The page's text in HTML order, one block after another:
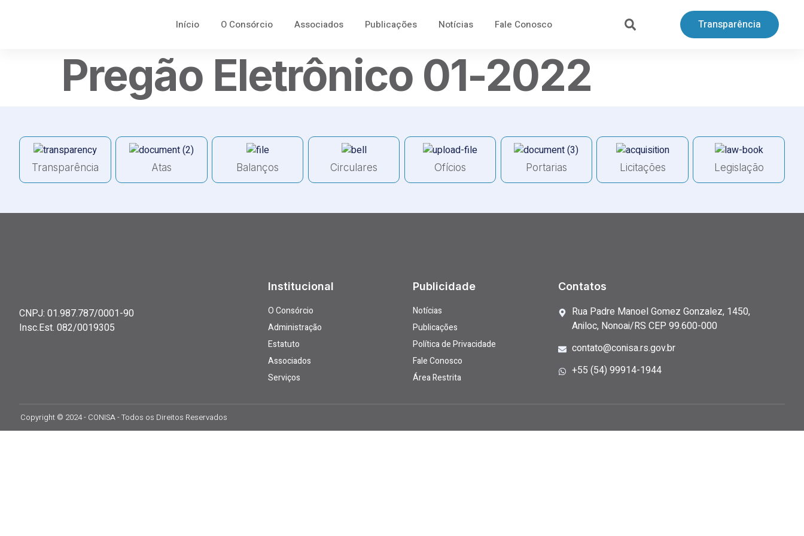
Início O Consórcio Associados Publicações Notícias Fale Conosco Transparência
Pregão Eletrônico 01-2022
Transparência Atas Balanços Circulares Ofícios Portarias Licitações Legislação
CNPJ: 01.987.787/0001-90
Insc.Est. 082/0019305
Institucional
O Consórcio
Administração
Estatuto
Associados
Serviços
Publicidade
Notícias
Publicações
Política de Privacidade
Fale Conosco
Área Restrita
Contatos
Rua Padre Manoel Gomez Gonzalez, 1450,
Aniloc, Nonoai/RS CEP 99.600-000
contato@conisa.rs.gov.br
+55 (54) 99914-1944
Copyright © 2024 - CONISA - Todos os Direitos Reservados